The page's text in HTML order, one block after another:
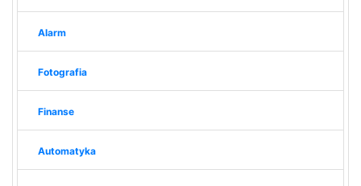
Alarm
Fotografia
Finanse
Automatyka